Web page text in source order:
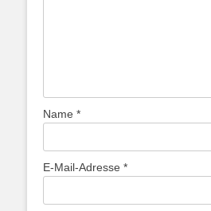
Name *
E-Mail-Adresse *